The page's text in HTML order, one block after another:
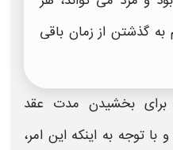
به گذشتن از زمان باقی
بخشیدن مدت عقد
توجه به اینکه این امر،